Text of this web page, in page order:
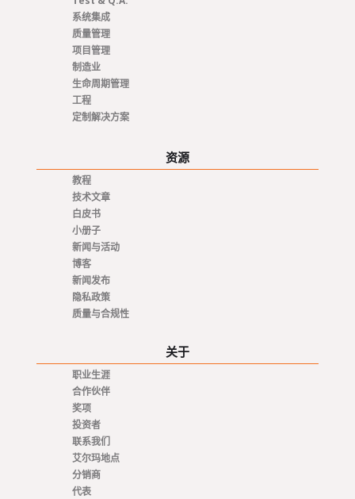
系统集成
质量管理
项目管理
制造业
生命周期管理
工程
定制解决方案
资源
教程
技术文章
白皮书
小册子
新闻与活动
博客
新闻发布
隐私政策
质量与合规性
关于
职业生涯
合作伙伴
奖项
投资者
联系我们
艾尔玛地点
分销商
代表